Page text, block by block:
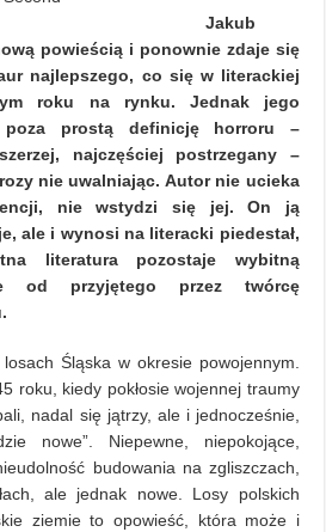
Jakub
powieścią i ponownie zdaje się
najlepszego, co się w literackiej
roku na rynku. Jednak jego
poza prostą definicję horroru –
najczęściej postrzegany –
nie uwalniając. Autor nie ucieka
nie wstydzi się jej. On ją
ale i wynosi na literacki piedestał,
literatura pozostaje wybitną
od przyjętego przez twórcę
Śląska w okresie powojennym.
roku, kiedy pokłosie wojennej traumy
nadal się jątrzy, ale i jednocześnie,
nowe”. Niepewne, niepokojące,
budowania na zgliszczach,
ale jednak nowe. Losy polskich
ziemie to opowieść, która może i